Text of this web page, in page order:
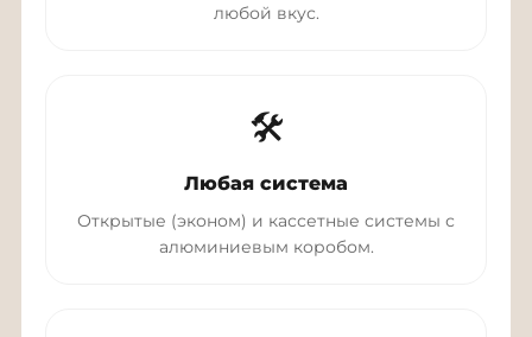
любой вкус.
🛠
Любая система
Открытые (эконом) и кассетные системы с
алюминиевым коробом.